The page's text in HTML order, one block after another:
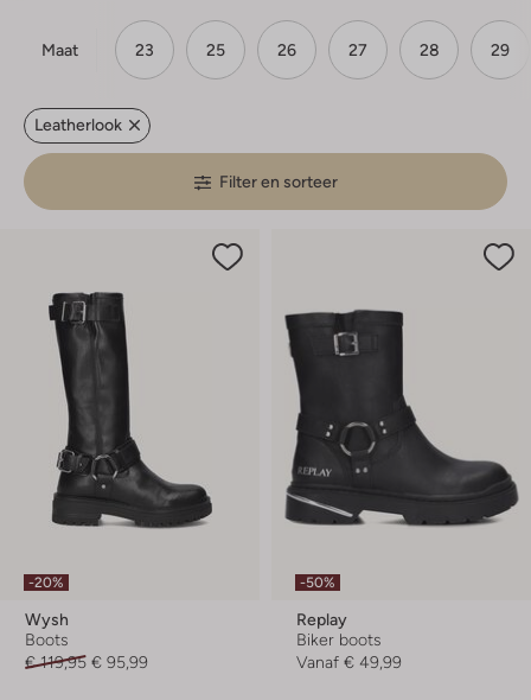
Maat 23 25 26 27 28 29
Leatherlook
Filter en sorteer
-20%
Wysh
Boots
€ 119,95 € 95,99
-50%
Replay
Biker boots
Vanaf € 49,99